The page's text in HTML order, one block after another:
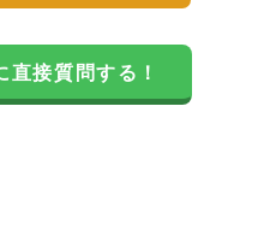
直接質問する！